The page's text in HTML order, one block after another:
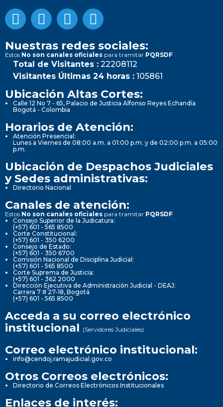
Nuestras redes sociales:
Estos No son canales oficiales para tramitar PQRSDF
Total de Visitantes : 22208112
Visitantes Últimas 24 horas : 105861
Ubicación Altas Cortes:
Calle 12 No 7 - 65, Palacio de Justicia Alfonso Reyes Echandía
Bogotá - Colombia
Horarios de Atención:
Atención Presencial:
Lunes a Viernes de 08:00 a.m. a 01:00 p.m. y de 02:00 p.m. a 05:00
p.m.
Ubicación de Despachos Judiciales
y Sedes administrativas:
Directorio Nacional
Canales de atención:
Estos No son canales oficiales para tramitar PQRSDF
Consejo Superior de la Judicatura:
(+57) 601 - 565 8500
Corte Constitucional:
(+57) 601 - 350 6200
Consejo de Estado:
(+57) 601 - 350 6700
Comisión Nacional de Disciplina Judicial:
(+57) 601 - 565 8500
Corte Suprema de Justicia:
(+57) 601 - 362 2000
Dirección Ejecutiva de Administración Judicial - DEAJ:
Carrera 7 # 27-18, Bogotá
(+57) 601 - 565 8500
Acceda a su correo electrónico
institucional (Servidores Judiciales)
Correo electrónico institucional:
info@cendoj.ramajudicial.gov.co
Otros Correos electrónicos:
Directorio de Correos Electrónicos Institucionales
Enlaces de interés: